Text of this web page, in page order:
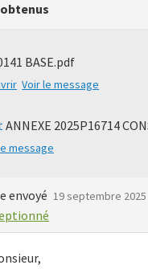
BASE.pdf
Voir le message
ANNEXE 2025P16714
message
envoyé 19 septembre 2025